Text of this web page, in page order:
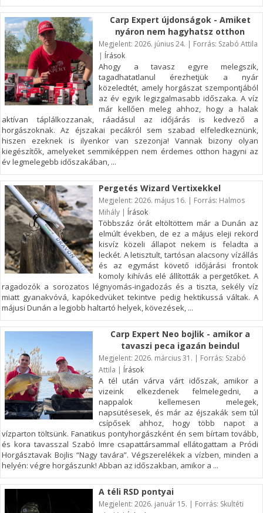
Carp Expert újdonságok - Amiket
nyáron nem hagyhatsz otthon
Megjelent: 2026. június 24. | Forrás: Szabó Attila
| Írások
Ahogy a tavasz egyre melegszik,
tagadhatatlanul érezhetjük a nyár
közeledtét, amely horgászat szempontjából
az év egyik legizgalmasabb időszaka. A víz
már kellően meleg ahhoz, hogy a halak
aktívan táplálkozzanak, ráadásul az időjárás is kedvező a
horgászoknak. Az éjszakai pecákról sem szabad elfeledkeznünk,
hiszen ezeknek is ilyenkor van szezonja! Vannak bizony olyan
kiegészítők, amelyeket semmiképpen nem érdemes otthon hagyni az
év legmelegebb időszakában, ...
Pergetés Wizard Vertixekkel
Megjelent: 2026. május 16. | Forrás: Halmos
Mihály | Írások
Többszáz órát eltöltöttem már a Dunán az
elmúlt években, de ez a május eleji rekord
kisvíz közeli állapot nekem is feladta a
leckét. A letisztult, tartósan alacsony vízállás
és az egymást követő időjárási frontok
komoly kihívás elé állították a pergetőket. A
ragadozók a sorozatos légnyomás-ingadozás és a tiszta, sekély víz
miatt gyanakvóvá, kapókedvüket tekintve pedig hektikussá váltak. A
májusi Dunán a legjobb haltartó helyek, kövezések, ...
Carp Expert Neo bojlik - amikor a
tavaszi peca igazán beindul
Megjelent: 2026. március 31. | Forrás: Szabó
Attila | Írások
A tél után várva várt időszak, amikor a
vizeink elkezdenek felmelegedni, a
nappalok kellemesen melegek,
napsütésesek, és már az éjszakák sem túl
csípősek ahhoz, hogy több napot a
vízparton töltsünk. Fanatikus pontyhorgászként én sem bírtam tovább,
és kora tavasszal Szabó Imre csapattársammal ellátogattam a Pródi
Horgásztavak Bojlis “Nagy tavára”. Végszerelékek a vízben, minden a
helyén: végre horgászunk! Abban az időszakban, amikor a ...
A téli RSD pontyai
Megjelent: 2026. január 15. | Forrás: Skultéti